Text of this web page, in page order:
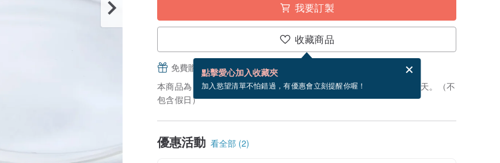
我要訂製
收藏商品
點擊愛心加入收藏夾
加入慾望清單不怕錯過，有優惠會立刻提醒你喔！
免費贈送電子賀卡，結帳完成後填寫
本商品為「接單訂製」。付款後，從開始製作到寄出商品為 7 個工作天。（不
包含假日）
優惠活動 看全部 (2)